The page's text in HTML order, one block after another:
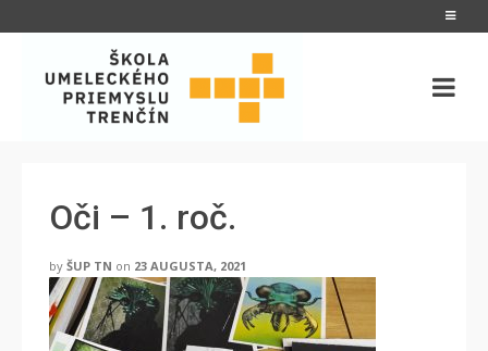
Oči – 1. roč.
by ŠUP TN on 23 AUGUSTA, 2021